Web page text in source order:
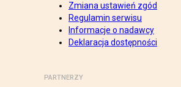
Zmiana ustawień zgód
Regulamin serwisu
Informacje o nadawcy
Deklaracja dostępności
PARTNERZY